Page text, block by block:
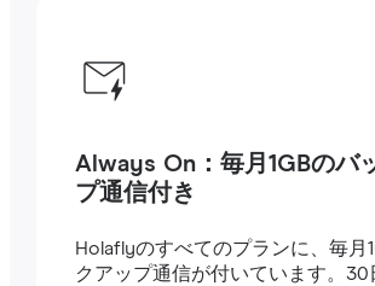
Always On：毎月1GBのバ
プ通信付き
Holaflyのすべてのプランに、毎月
クアップ通信が付いています。30